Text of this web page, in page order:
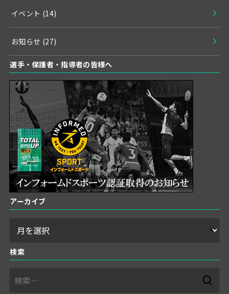
イベント (14)
お知らせ (27)
選手・保護者・指導者の皆様へ
アーカイブ
検索